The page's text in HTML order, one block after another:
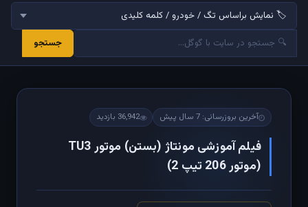
جستجو
آخرین بروزرسانی: 7 سال پیش 36,942 بازدید
فیلم آموزشی مونتاژ (بستن) موتور TU3
(موتور 206 تیپ 2)